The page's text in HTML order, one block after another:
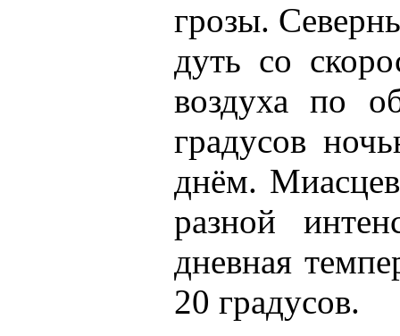
грозы.
дуть со
воздуха по
градусов
днём.
разной
дневная
20 градусов.